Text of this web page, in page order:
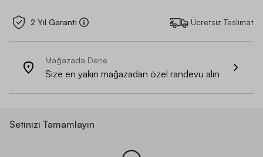
2 Yıl Garanti Ücretsiz Teslimat
Mağazada Dene
Size en yakın mağazadan özel randevu alın
Setinizi Tamamlayın